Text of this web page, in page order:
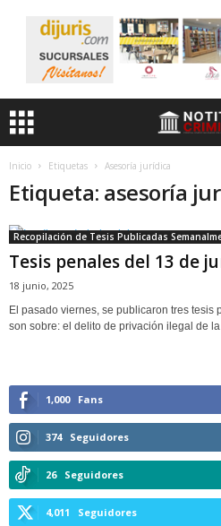
Inicio Etiquetas Asesoría jurídica
Etiqueta: asesoría
Recopilación de Tesis Publicadas
Tesis penales del 13 de
18 junio, 2025
El pasado viernes, se publicaron tres tesis
son sobre: el delito de privación ilegal de
1,000 Fans
374 Seguidores
26 Seguidores
4,011 Seguidores